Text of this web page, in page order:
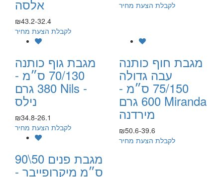
לקבלת הצעת מחיר אלסה
₪43.2-32.4
לקבלת הצעת מחיר
מגבת חוף כותנה
עבה גדולה
75/150 ס״מ -
600 גרם Miranda
מירדנה
₪50.6-39.6
לקבלת הצעת מחיר
מגבת גוף כותנה
70/130 ס״מ -
380 גרם Nils -
נילס
₪34.8-26.1
לקבלת הצעת מחיר
מגבת פנים 50\90
ס״מ מיקרופייבר -